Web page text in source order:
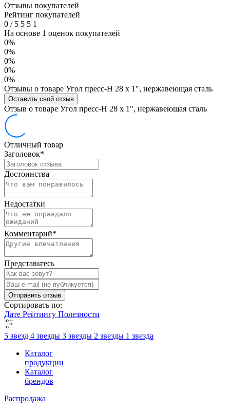
Отзывы покупателей
Рейтинг покупателей
0 /5 5 5 1
На основе 1 оценок покупателей
0%
0%
0%
0%
0%
Отзывы о товаре Угол пресс-Н 28 х 1", нержавеющая сталь
Оставить свой отзыв
Отзыв о товаре Угол пресс-Н 28 х 1", нержавеющая сталь
Отличный товар
Заголовок*
Достоинства
Недостатки
Комментарий*
Представьтесь
Отправить отзыв
Сортировать по:
Дате Рейтингу Полезности
5 звезд 4 звезды 3 звезды 2 звезды 1 звезда
Каталог
продукции
Каталог
брендов
Распродажа